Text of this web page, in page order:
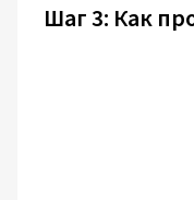
Шаг 3: Как